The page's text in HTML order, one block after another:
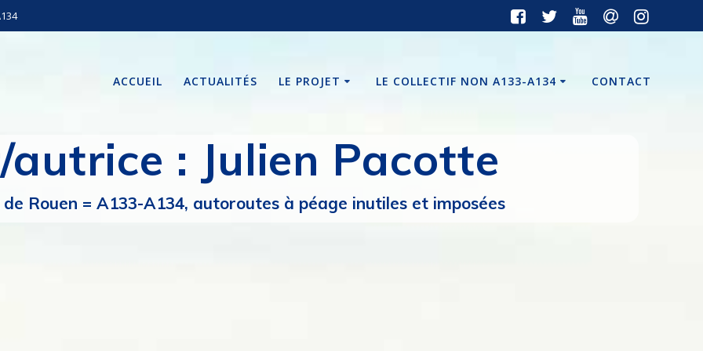
ACCUEIL ACTUALITÉS LE PROJET LE COLLECTIF NON A133-A134 CONTACT
: Julien Pacotte
Rouen = A133-A134, autoroutes à péage inutiles et imposées